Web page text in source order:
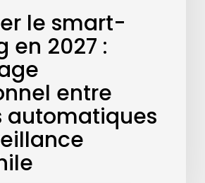
le smart-
en 2027 :
entre
automatiques